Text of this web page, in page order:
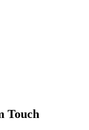
Touch